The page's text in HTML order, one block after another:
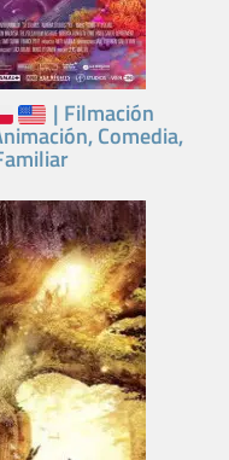
| Filmación
Comedia,